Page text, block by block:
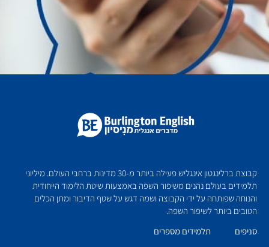
קבוצת ברלינגטון אינגליש פעילה ביותר מ-30 מדינות ברחבי העולם. מיליוני
תלמידים בעולם נהנים משיפור השפה באמצעות שיטת הלימוד הייחודית
והנוחה שפותחה על ידי הקבוצה ושמה דגש על שטף הדיבור ומתן הכלים
הטובים ביותר לשיפור השפה.
סניפים
תלמידים מספרים